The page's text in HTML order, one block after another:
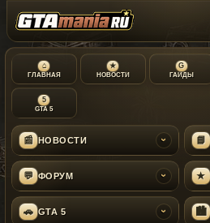
⌂
ГЛАВНАЯ
★
НОВОСТИ
G
ГАЙДЫ
5
GTA 5
📰 НОВОСТИ › 📘
💬 ФОРУМ › ★
🚗 GTA 5 › 🏙